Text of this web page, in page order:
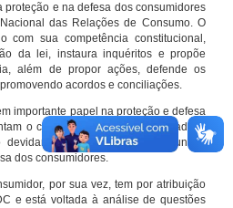
proteção e na defesa dos consumidores
das Relações de Consumo. O
com sua competência constitucional,
da lei, instaura inquéritos e propõe
além de propor ações, defende os
acordos e conciliações.
importante papel na proteção e defesa
o conjunto organizado de cidadãos
registrada e com função
dos consumidores.
por sua vez, tem por atribuição
e está voltada à análise de questões